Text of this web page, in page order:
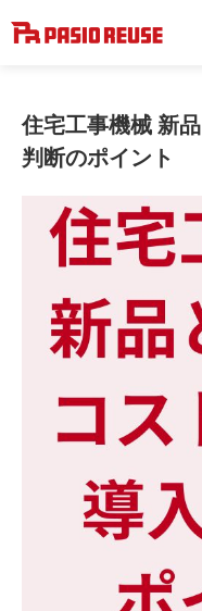
住宅工事機械 新
判断のポイント